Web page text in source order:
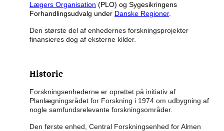
Lægers Organisation (PLO) og Sygesikringens
Forhandlingsudvalg under Danske Regioner.
Den største del af enhedernes forskningsprojekter
finansieres dog af eksterne kilder.
Historie
Forskningsenhederne er oprettet på initiativ af
Planlægningsrådet for Forskning i 1974 om udbygning af
nogle samfundsrelevante forskningsområder.
Den første enhed, Central Forskningsenhed for Almen